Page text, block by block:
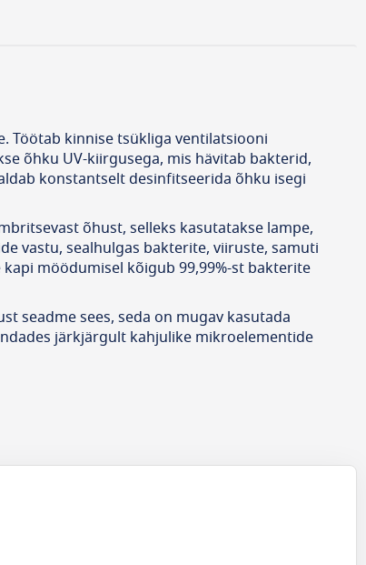
Töötab kinnise tsükliga ventilatsiooni
õhku UV-kiirgusega, mis hävitab bakterid,
konstantselt desinfitseerida õhku isegi
õhust, selleks kasutatakse lampe,
vastu, sealhulgas bakterite, viiruste, samuti
möödumisel kõigub 99,99%-st bakterite
seadme sees, seda on mugav kasutada
järkjärgult kahjulike mikroelementide